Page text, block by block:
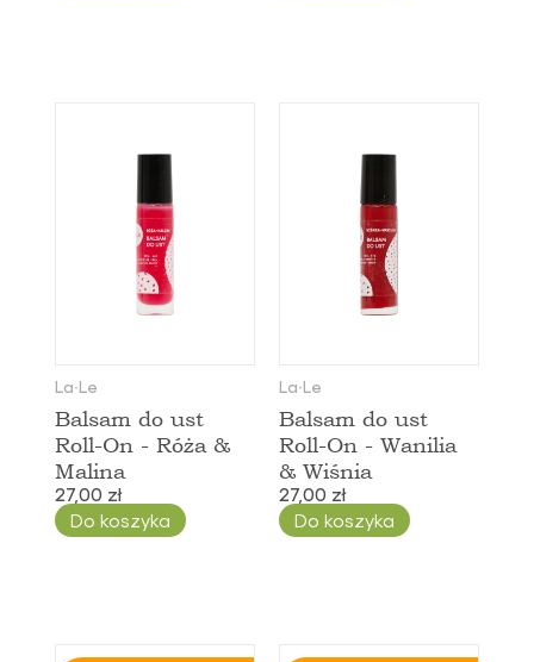
La∙Le
Balsam do ust
Roll-On - Róża &
Malina
27,00 zł
Do koszyka
La∙Le
Balsam do ust
Roll-On - Wanilia
& Wiśnia
27,00 zł
Do koszyka